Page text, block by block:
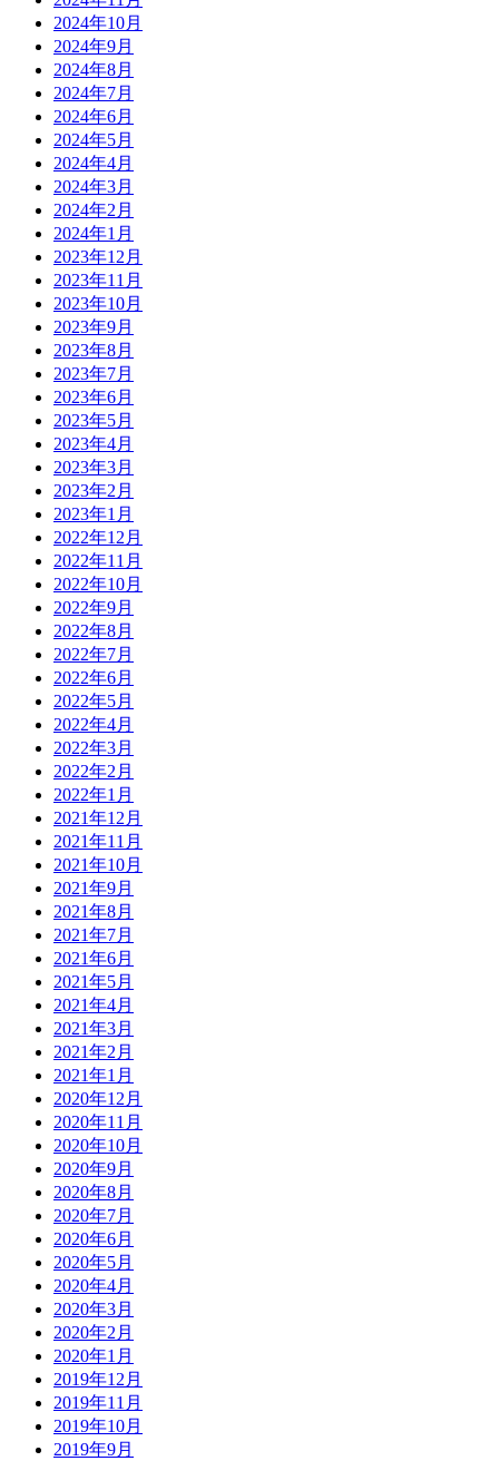
2024年10月
2024年9月
2024年8月
2024年7月
2024年6月
2024年5月
2024年4月
2024年3月
2024年2月
2024年1月
2023年12月
2023年11月
2023年10月
2023年9月
2023年8月
2023年7月
2023年6月
2023年5月
2023年4月
2023年3月
2023年2月
2023年1月
2022年12月
2022年11月
2022年10月
2022年9月
2022年8月
2022年7月
2022年6月
2022年5月
2022年4月
2022年3月
2022年2月
2022年1月
2021年12月
2021年11月
2021年10月
2021年9月
2021年8月
2021年7月
2021年6月
2021年5月
2021年4月
2021年3月
2021年2月
2021年1月
2020年12月
2020年11月
2020年10月
2020年9月
2020年8月
2020年7月
2020年6月
2020年5月
2020年4月
2020年3月
2020年2月
2020年1月
2019年12月
2019年11月
2019年10月
2019年9月